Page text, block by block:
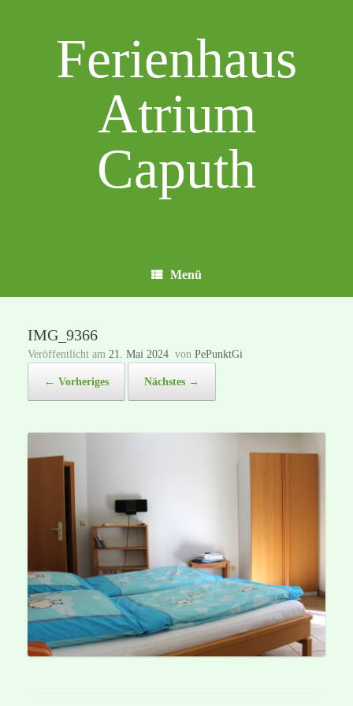
Ferienhaus
Atrium
Caputh
Menü
IMG_9366
Veröffentlicht am 21. Mai 2024 von PePunktGi
← Vorheriges Nächstes →